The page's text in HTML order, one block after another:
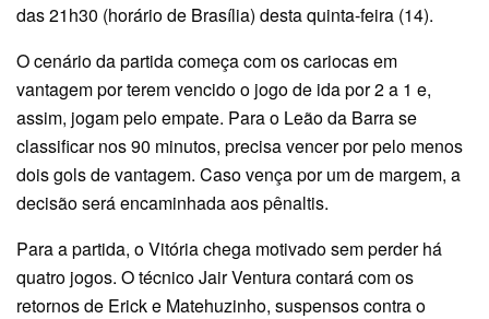
das 21h30 (horário de Brasília) desta quinta-feira (14).
O cenário da partida começa com os cariocas em
vantagem por terem vencido o jogo de ida por 2 a 1 e,
assim, jogam pelo empate. Para o Leão da Barra se
classificar nos 90 minutos, precisa vencer por pelo menos
dois gols de vantagem. Caso vença por um de margem, a
decisão será encaminhada aos pênaltis.
Para a partida, o Vitória chega motivado sem perder há
quatro jogos. O técnico Jair Ventura contará com os
retornos de Erick e Matehuzinho, suspensos contra o